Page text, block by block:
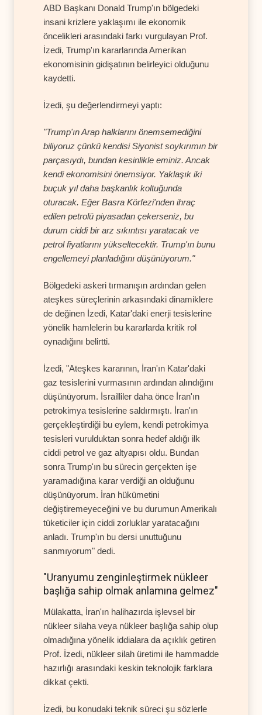
ABD Başkanı Donald Trump'ın bölgedeki
insani krizlere yaklaşımı ile ekonomik
öncelikleri arasındaki farkı vurgulayan Prof.
İzedi, Trump'ın kararlarında Amerikan
ekonomisinin gidişatının belirleyici olduğunu
kaydetti.
İzedi, şu değerlendirmeyi yaptı:
"Trump'ın Arap halklarını önemsemediğini
biliyoruz çünkü kendisi Siyonist soykırımın bir
parçasıydı, bundan kesinlikle eminiz. Ancak
kendi ekonomisini önemsiyor. Yaklaşık iki
buçuk yıl daha başkanlık koltuğunda
oturacak. Eğer Basra Körfezi'nden ihraç
edilen petrolü piyasadan çekerseniz, bu
durum ciddi bir arz sıkıntısı yaratacak ve
petrol fiyatlarını yükseltecektir. Trump'ın bunu
engellemeyi planladığını düşünüyorum."
Bölgedeki askeri tırmanışın ardından gelen
ateşkes süreçlerinin arkasındaki dinamiklere
de değinen İzedi, Katar'daki enerji tesislerine
yönelik hamlelerin bu kararlarda kritik rol
oynadığını belirtti.
İzedi, "Ateşkes kararının, İran'ın Katar'daki
gaz tesislerini vurmasının ardından alındığını
düşünüyorum. İsrailliler daha önce İran'ın
petrokimya tesislerine saldırmıştı. İran'ın
gerçekleştirdiği bu eylem, kendi petrokimya
tesisleri vurulduktan sonra hedef aldığı ilk
ciddi petrol ve gaz altyapısı oldu. Bundan
sonra Trump'ın bu sürecin gerçekten işe
yaramadığına karar verdiği an olduğunu
düşünüyorum. İran hükümetini
değiştiremeyeceğini ve bu durumun Amerikalı
tüketiciler için ciddi zorluklar yaratacağını
anladı. Trump'ın bu dersi unuttuğunu
sanmıyorum" dedi.
"Uranyumu zenginleştirmek nükleer
başlığa sahip olmak anlamına gelmez"
Mülakatta, İran'ın halihazırda işlevsel bir
nükleer silaha veya nükleer başlığa sahip olup
olmadığına yönelik iddialara da açıklık getiren
Prof. İzedi, nükleer silah üretimi ile hammadde
hazırlığı arasındaki keskin teknolojik farklara
dikkat çekti.
İzedi, bu konudaki teknik süreci şu sözlerle